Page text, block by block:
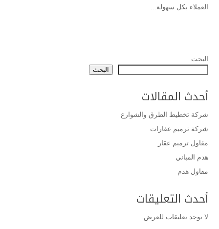
العملاء بكل سهولة...
البحث
البحث
أحدث المقالات
شركة تخطيط الطرق والشوارع
شركة ترميم عقارات
مقاول ترميم عقار
هدم المباني
مقاول هدم
أحدث التعليقات
لا توجد تعليقات للعرض.